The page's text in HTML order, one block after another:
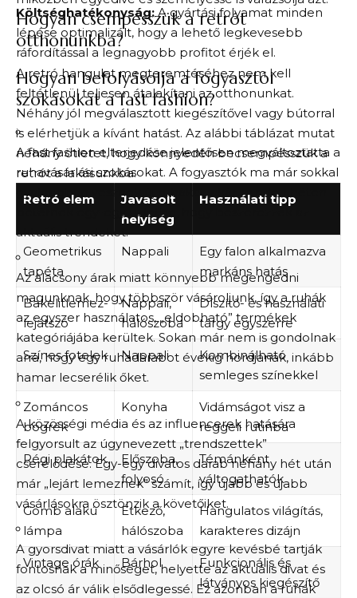
Hogyan csempésszük a retrót
otthonunkba?
A retró hangulat megteremtéséhez nem kell
feltétlenül teljesen átalakítani az otthonunkat.
Néhány jól megválasztott kiegészítővel vagy bútorral
is elérhetjük a kívánt hatást. Az alábbi táblázat mutat
néhány ötletet, hogy könnyedén becsempésszük a
retrót a lakásunkba:
Retró elem
Javasolt
helyiség
Használati tipp
Geometrikus
tapéta
Nappali
Egy falon alkalmazva
markáns hatás
Bakelitlemez-
lejátszó
Nappali,
hálószoba
Díszítő- és használati
tárgy egyszerre
Színes fotelek Nappali
Kombinálható
semleges színekkel
Zománcos
bögrék
Konyha
Vidámságot visz a
reggeli rutinba
Régi plakátok
Előszoba,
folyosó
Témánként
váltogathatók
Gömb alakú
lámpa
Étkező,
hálószoba
Hangulatos világítás,
karakteres dizájn
Vintage órák Bárhol
Funkcionális és
látványos kiegészítő
Költséghatékonyság: A gyártási folyamat minden
lépése optimalizált, hogy a lehető legkevesebb
ráfordítással a legnagyobb profitot érjék el.
Hogyan befolyásolja a fogyasztói
szokásokat a fast fashion?
A fast fashion elterjedése jelentősen megváltoztatta a
ruhavásárlási szokásokat. A fogyasztók ma már sokkal
gyakrabban vesznek új ruhákat, akár minden héten
betérnek egy-egy üzletbe, hogy beszerezzék az
aktuális trendeket.
Az alacsony árak miatt könnyebb megengedni
magunknak, hogy többször vásároljunk, így a ruhák
az egyszer használatos, „eldobható” termékek
kategóriájába kerültek. Sokan már nem is gondolnak
arra, hogy egy ruhadarabot évekig hordjanak, inkább
hamar lecserélik őket.
A közösségi média és az influencerek hatására
felgyorsult az úgynevezett „trendszettek”
cserélődése. Egy-egy divatos darab néhány hét után
már „lejárt lemeznek” számít, így újabb és újabb
vásárlásokra ösztönzik a követőiket.
A gyorsdivat miatt a vásárlók egyre kevésbé tartják
fontosnak a minőséget, helyette az aktuális divat és
az olcsó ár válik elsődlegessé. Ez azonban a ruhák